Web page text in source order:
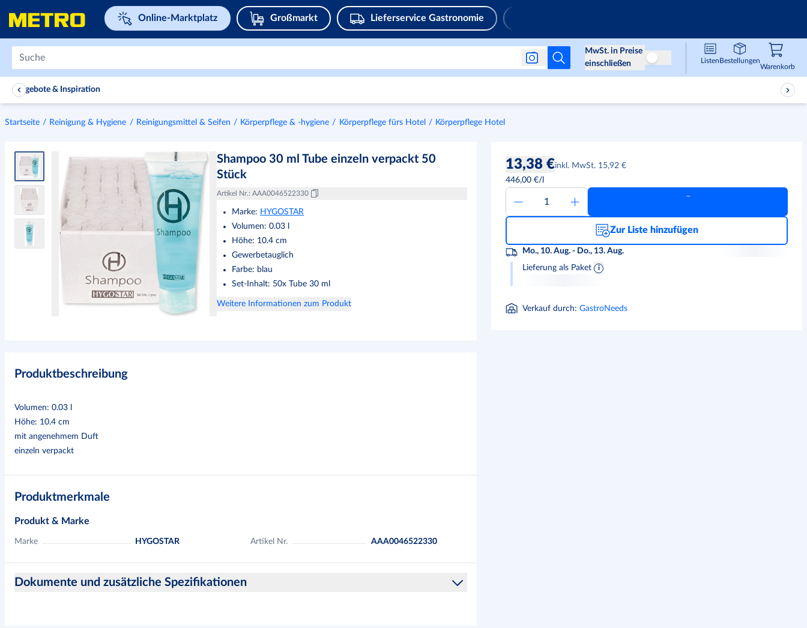
Navigieren Sie zu home pageOnline-Marktplatz Großmarkt Lieferservice Gastronomie
MwSt. in Preise
einschließen
Preise ohne MwSt
ListenBestellungen
Warenkorb,
Angebote & Inspiration
Startseite Reinigung & Hygiene Reinigungsmittel & Seifen Körperpflege & -hygiene Körperpflege fürs Hotel Körperpflege Hotel
Shampoo 30 ml Tube einzeln verpackt 50
Stück
Artikel Nr.: AAA0046522330
Marke: HYGOSTAR
Volumen: 0.03
Höhe: 10.4 cm
Gewerbetauglich
Farbe: blau
Set-Inhalt: 50x Tube 30 ml
Weitere Informationen zum Produkt
Produktbeschreibung
Volumen: 0.03 l
Höhe: 10.4 cm
mit angenehmem Duft
einzeln verpackt
Produktmerkmale
Produkt & Marke
Marke HYGOSTAR Artikel Nr. AAA0046522330
Dokumente und zusätzliche Spezifikationen
13,38 €inkl. MwSt. 15,92 €
446,00 €/l
Zur Liste hinzufügen
Mo., 10. Aug. - Do., 13. Aug.
Lieferung als Paket
Verkauf durch: GastroNeeds